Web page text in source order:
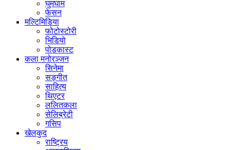
घुमघाम
फेसन
मल्टिमिडिया
फोटोस्टोरी
भिडियो
पोडकास्ट
कला मनोरञ्जन
सिनेमा
सङ्गीत
साहित्य
थिएटर
ललितकला
सेलिब्रेटी
गसिप
खेलकुद
राष्ट्रिय